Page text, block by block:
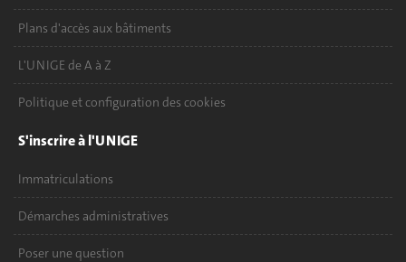
Plans d'accès aux bâtiments
L'UNIGE de A à Z
Politique et configuration des cookies
S'inscrire à l'UNIGE
Immatriculations
Démarches administratives
Poser une question